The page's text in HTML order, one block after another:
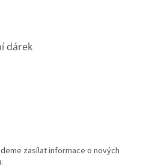
dárek
zasílat informace o nových